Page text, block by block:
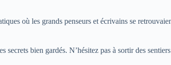
où les grands penseurs et écrivains se
secrets bien gardés. N’hésitez pas à sortir des